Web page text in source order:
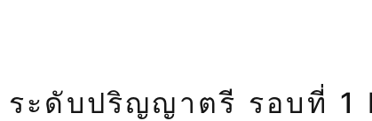
ะดับปริญญาตรี รอบที่ 1